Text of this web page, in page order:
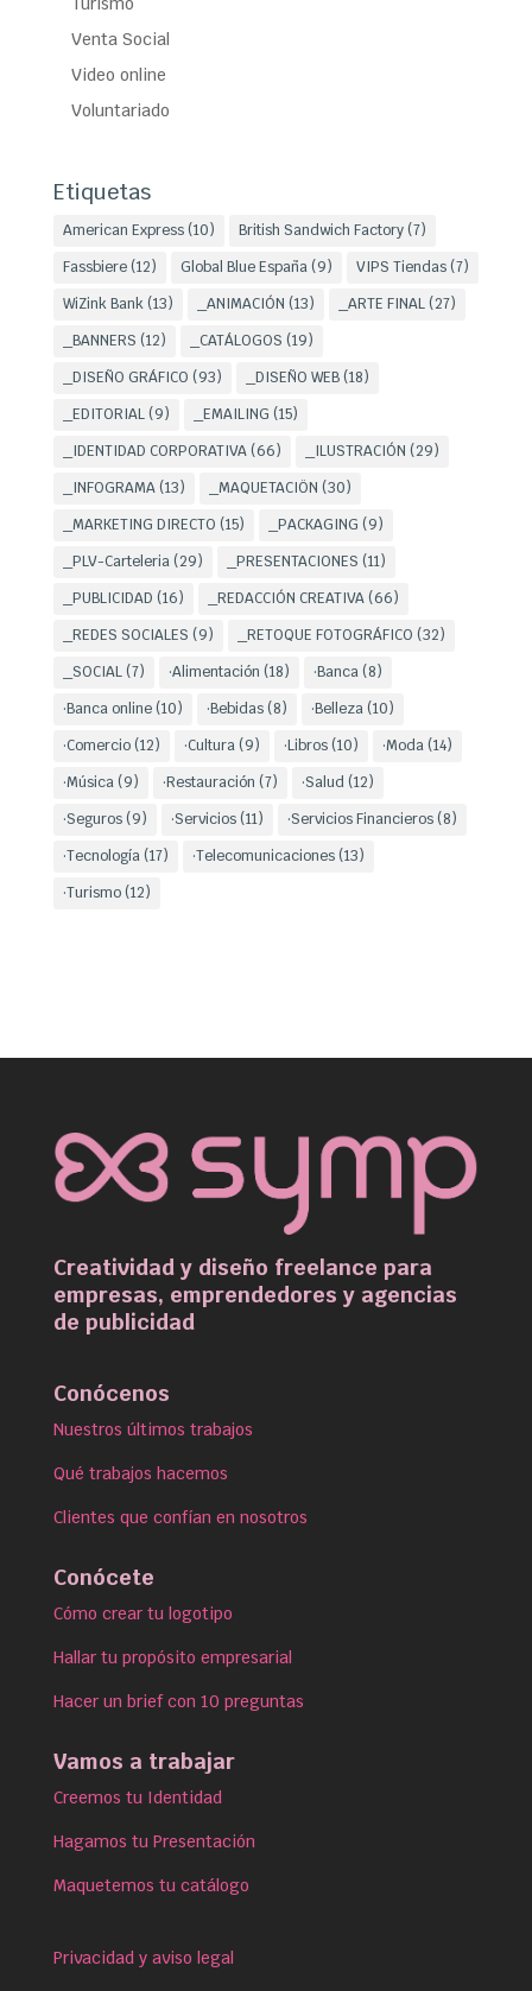
Venta Social
Video online
Voluntariado
Etiquetas
American Express(10) British Sandwich Factory(7)
Fassbiere(12) Global Blue España(9) VIPS Tiendas(7)
WiZink Bank(13) _ANIMACIÓN (13) _ARTE FINAL(27)
_BANNERS (12) _CATÁLOGOS (19)
_DISEÑO GRÁFICO (93) _DISEÑO WEB(18)
_EDITORIAL(9) _EMAILING (15)
_IDENTIDAD CORPORATIVA(66) _ILUSTRACIÓN (29)
_INFOGRAMA(13) _MAQUETACIÖN (30)
_MARKETING DIRECTO (15) _PACKAGING (9)
_PLV-Carteleria(29) _PRESENTACIONES (11)
_PUBLICIDAD (16) _REDACCIÓN CREATIVA(66)
_REDES SOCIALES (9) _RETOQUE FOTOGRÁFICO (32)
_SOCIAL(7) ·Alimentación (18) ·Banca(8)
·Banca online(10) ·Bebidas(8) ·Belleza(10)
·Comercio(12) ·Cultura(9) ·Libros(10) ·Moda(14)
·Música(9) ·Restauración (7) ·Salud (12)
·Seguros(9) ·Servicios(11) ·Servicios Financieros(8)
·Tecnología(17) ·Telecomunicaciones(13)
·Turismo(12)
Creatividad y diseño freelance para
empresas, emprendedores y agencias
de publicidad
Conócenos
Nuestros últimos trabajos
Qué trabajos hacemos
Clientes que confían en nosotros
Conócete
Cómo crear tu logotipo
Hallar tu propósito empresarial
Hacer un brief con 10 preguntas
Vamos a trabajar
Creemos tu Identidad
Hagamos tu Presentación
Maquetemos tu catálogo
Privacidad y aviso legal